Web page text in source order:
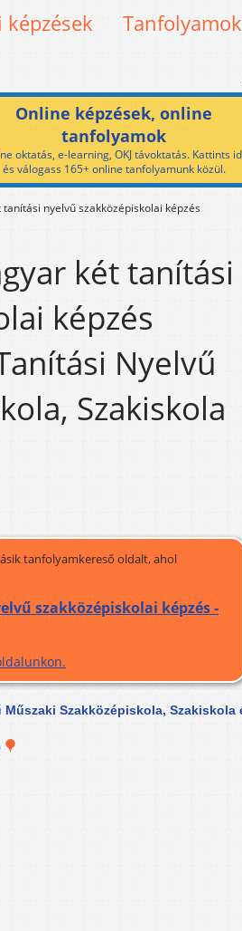
képzések Tanfolyamok
Online képzések, online
tanfolyamok
oktatás, e-learning, OKJ távoktatás. Kattints
és válogass 165+ online tanfolyamunk közül.
nyelvű szakközépiskolai képzés
két tanítási
képzés
Nyelvű
Szakiskola
tanfolyamkereső oldalt, ahol
szakközépiskolai képzés -
Szakközépiskola, Szakiskola